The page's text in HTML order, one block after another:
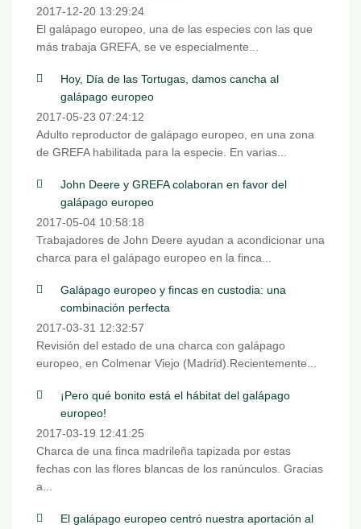
2017-12-20 13:29:24
El galápago europeo, una de las especies con las que
más trabaja GREFA, se ve especialmente...
Hoy, Día de las Tortugas, damos cancha al
galápago europeo
2017-05-23 07:24:12
Adulto reproductor de galápago europeo, en una zona
de GREFA habilitada para la especie. En varias...
John Deere y GREFA colaboran en favor del
galápago europeo
2017-05-04 10:58:18
Trabajadores de John Deere ayudan a acondicionar una
charca para el galápago europeo en la finca...
Galápago europeo y fincas en custodia: una
combinación perfecta
2017-03-31 12:32:57
Revisión del estado de una charca con galápago
europeo, en Colmenar Viejo (Madrid).Recientemente...
¡Pero qué bonito está el hábitat del galápago
europeo!
2017-03-19 12:41:25
Charca de una finca madrileña tapizada por estas
fechas con las flores blancas de los ranúnculos. Gracias
a...
El galápago europeo centró nuestra aportación al